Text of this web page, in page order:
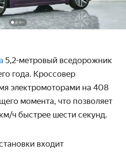
5,2-метровый вседорожник
года. Кроссовер
электромоторами на 408
момента, что позволяет
ч быстрее шести секунд.
входит